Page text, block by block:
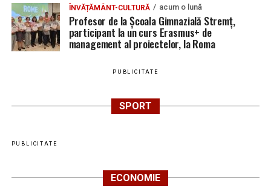
ÎNVĂȚĂMÂNT-CULTURĂ acum o lună
Profesor de la Școala Gimnazială Stremț,
participant la un curs Erasmus+ de
management al proiectelor, la Roma
PUBLICITATE
SPORT
PUBLICITATE
ECONOMIE